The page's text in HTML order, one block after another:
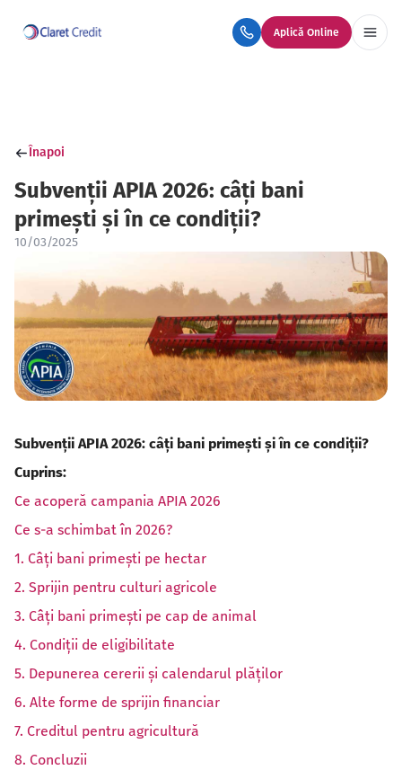
Aplică Online
Înapoi
Subvenții APIA 2026: câți bani
primești și în ce condiții?
10/03/2025
Subvenții APIA 2026: câți bani primești și în ce condiții?
Cuprins:
Ce acoperă campania APIA 2026
Ce s-a schimbat în 2026?
1. Câți bani primești pe hectar
2. Sprijin pentru culturi agricole
3. Câți bani primești pe cap de animal
4. Condiții de eligibilitate
5. Depunerea cererii și calendarul plăților
6. Alte forme de sprijin financiar
7. Creditul pentru agricultură
8. Concluzii